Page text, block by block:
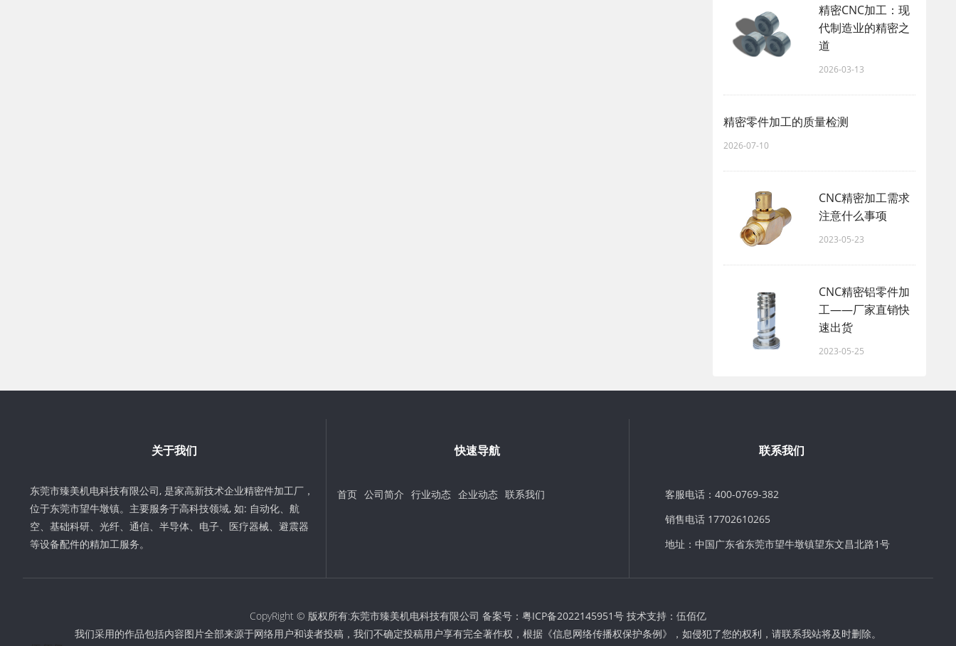
精密CNC加工：现
代制造业的精密之
道
2026-03-13
精密零件加工的质量检测
2026-07-10
CNC精密加工需求
注意什么事项
2023-05-23
CNC精密铝零件加
工——厂家直销快
速出货
2023-05-25
关于我们
东莞市臻美机电科技有限公司, 是家高新技术企业精密件加工厂，
位于东莞市望牛墩镇。主要服务于高科技领域, 如: 自动化、航
空、基础科研、光纤、通信、半导体、电子、医疗器械、避震器
等设备配件的精加工服务。
快速导航
首页 公司简介 行业动态 企业动态 联系我们
联系我们
客服电话：400-0769-382
销售电话 17702610265
地址：中国广东省东莞市望牛墩镇望东文昌北路1号
CopyRight © 版权所有:东莞市臻美机电科技有限公司 备案号： 粤ICP备2022145951号 技术支持： 伍佰亿
我们采用的作品包括内容图片全部来源于网络用户和读者投稿，我们不确定投稿用户享有完全著作权，根据《信息网络传播权保护条例》，如侵犯了您的权利，请联系我站将及时删除。